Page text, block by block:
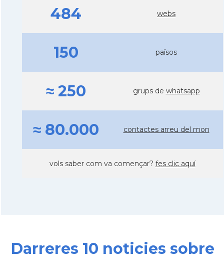
484 webs
150 països
≈ 250 grups de whatsapp
≈ 80.000 contactes arreu del mon
vols saber com va començar? fes clic aquí
Darreres 10 noticies sobre